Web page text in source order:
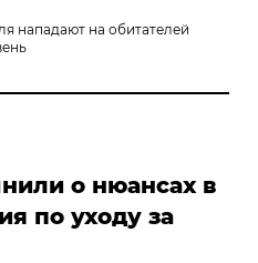
нападают на обитателей
о нюансах в
по уходу за